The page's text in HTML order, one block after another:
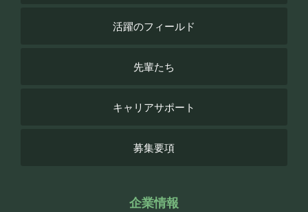
活躍のフィールド
先輩たち
キャリアサポート
募集要項
企業情報